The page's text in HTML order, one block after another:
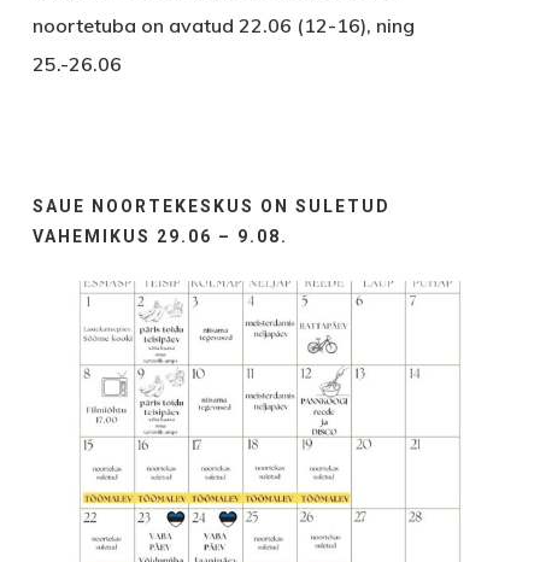
noortetuba on avatud 22.06 (12-16), ning
25.-26.06
SAUE NOORTEKESKUS ON SULETUD
VAHEMIKUS 29.06 – 9.08.